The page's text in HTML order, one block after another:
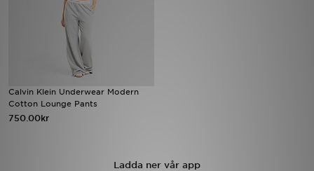
Calvin Klein Underwear Modern
Cotton Lounge Pants
750.00kr
Ladda ner vår app
Bästsäljare
Ladda ner appen